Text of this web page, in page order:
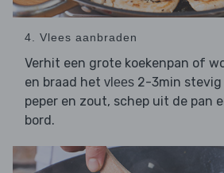
4. Vlees aanbraden
Verhit een grote koekenpan of
en braad het vlees 2-3min stevig
peper en zout, schep uit de pan
bord.